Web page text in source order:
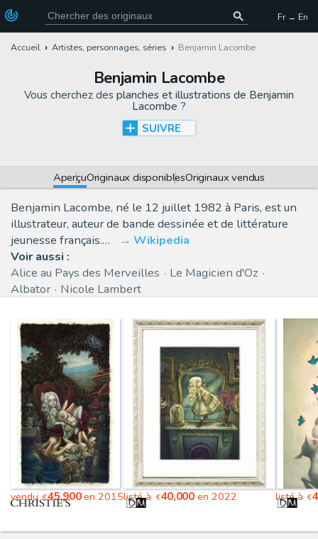
Fr → En
Accueil Artistes, personnages, séries Benjamin Lacombe
Benjamin Lacombe
Vous cherchez des planches et illustrations de Benjamin
Lacombe ?
SUIVRE
AperçuOriginaux disponiblesOriginaux vendus
Benjamin Lacombe, né le 12 juillet 1982 à Paris, est un
illustrateur, auteur de bande dessinée et de littérature
jeunesse français.…
Wikipedia
Voir aussi :
Alice au Pays des Merveilles
Le Magicien d'Oz
Albator
Nicole Lambert
vendu€45,900en 2015listé à €40,000en 2022 listé à €